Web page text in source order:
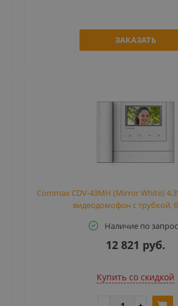
ЗАКАЗАТЬ
Commax CDV-43MH (Mirror White)
видеодомофон с трубкой,
Наличие по
12 821 руб.
Купить cо скидкой